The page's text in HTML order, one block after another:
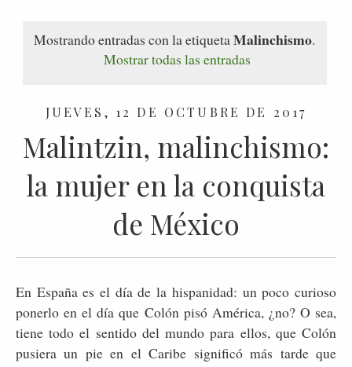
Mostrando entradas con la etiquetaMalinchismo.
Mostrar todas las entradas
JUEVES, 12 DE OCTUBRE DE 2017
Malintzin, malinchismo:
la mujer en la conquista
de México
En España es el día de la hispanidad: un poco curioso
ponerlo en el día que Colón pisó América, ¿no? O sea,
tiene todo el sentido del mundo para ellos, que Colón
pusiera un pie en el Caribe significó más tarde que